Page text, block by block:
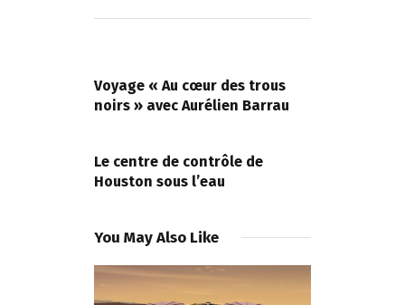
l’article
Voyage « Au cœur des trous
noirs » avec Aurélien Barrau
Le centre de contrôle de
Houston sous l’eau
You May Also Like